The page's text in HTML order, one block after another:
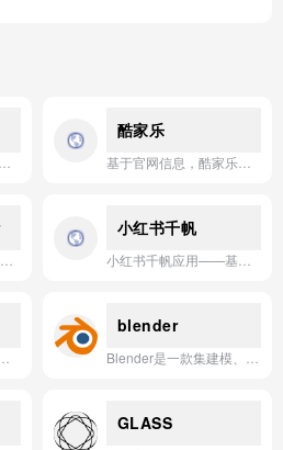
酷家乐
小红书千帆
blender
GLASS